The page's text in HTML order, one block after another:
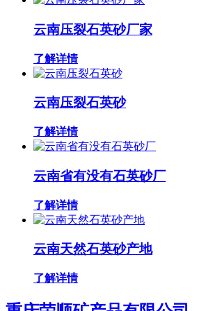
云南压裂石英砂厂家
了解详情
云南压裂石英砂
了解详情
云南省有没有石英砂厂
了解详情
云南天然石英砂产地
了解详情